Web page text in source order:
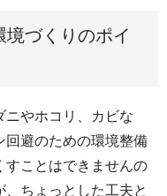
づくりのポイ
ニやホコリ、カビな
回避のための環境整備
すことはできませんの
ちょっとした工夫と